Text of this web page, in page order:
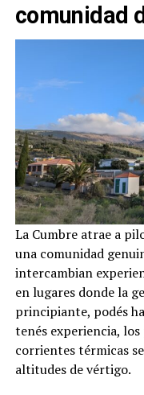
comunidad
La Cumbre atrae a
una comunidad
intercambian
en lugares donde la
principiante, podés
tenés experiencia,
corrientes térmicas
altitudes de vértigo.